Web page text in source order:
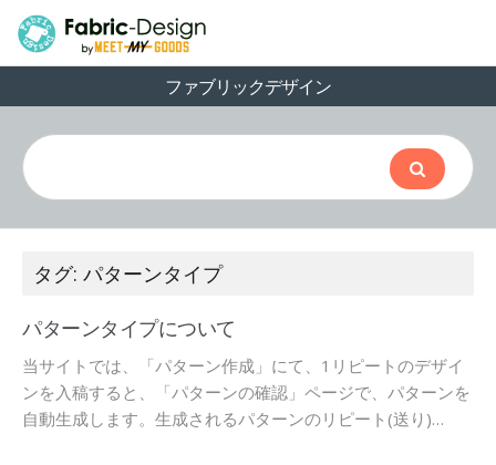
ファブリックデザイン
タグ: パターンタイプ
パターンタイプについて
当サイトでは、「パターン作成」にて、1リピートのデザイ
ンを入稿すると、「パターンの確認」ページで、パターンを
自動生成します。生成されるパターンのリピート(送り)…